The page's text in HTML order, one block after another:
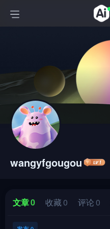
wangyfgougou
文章0 收藏0 评论0